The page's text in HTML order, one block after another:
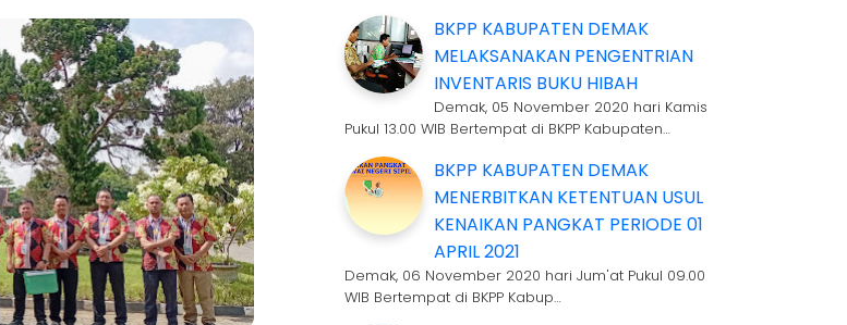
BKPP KABUPATEN DEMAK
MELAKSANAKAN PENGENTRIAN
INVENTARIS BUKU HIBAH
Demak, 05 November 2020 hari Kamis
Pukul 13.00 WIB Bertempat di BKPP Kabupaten…
BKPP KABUPATEN DEMAK
MENERBITKAN KETENTUAN USUL
KENAIKAN PANGKAT PERIODE 01
APRIL 2021
Demak, 06 November 2020 hari Jum'at Pukul 09.00
WIB Bertempat di BKPP Kabup…